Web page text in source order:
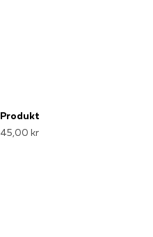
Produkt
45,00 kr